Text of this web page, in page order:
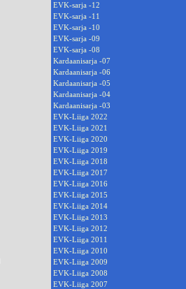
EVK-sarja -12
EVK-sarja -11
EVK-sarja -10
EVK-sarja -09
EVK-sarja -08
Kardaanisarja -07
Kardaanisarja -06
Kardaanisarja -05
Kardaanisarja -04
Kardaanisarja -03
EVK-Liiga 2022
EVK-Liiga 2021
EVK-Liiga 2020
EVK-Liiga 2019
EVK-Liiga 2018
EVK-Liiga 2017
EVK-Liiga 2016
EVK-Liiga 2015
EVK-Liiga 2014
EVK-Liiga 2013
EVK-Liiga 2012
EVK-Liiga 2011
EVK-Liiga 2010
EVK-Liiga 2009
EVK-Liiga 2008
EVK-Liiga 2007